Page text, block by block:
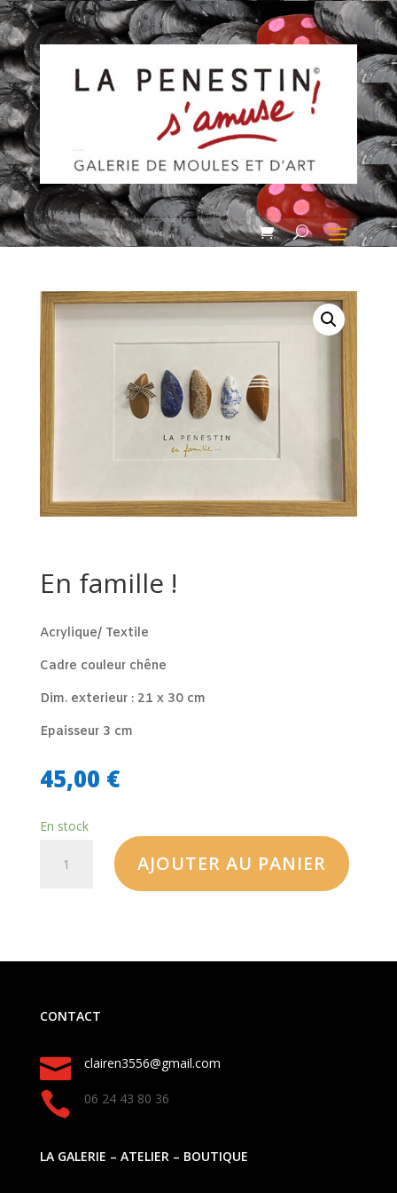
En famille !
Acrylique/ Textile
Cadre couleur chêne
Dim. exterieur : 21 x 30 cm
Epaisseur 3 cm
45,00 €
En stock
AJOUTER AU PANIER
CONTACT
 clairen3556@gmail.com
 06 24 43 80 36
LA GALERIE – ATELIER – BOUTIQUE